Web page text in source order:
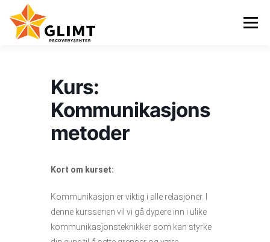
innhold
Meny
KONTAKT ENGLISH
Kurs:
Kommunikasjons
metoder
Kort om kurset:
Kommunikasjon er viktig i alle relasjoner. I
denne kursserien vil vi gå dypere inn i ulike
kommunikasjonsteknikker som kan styrke